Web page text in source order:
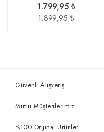
1.799,95 ₺
1.899,95 ₺
Güvenli Alışveriş
Mutlu Müşterilerimiz
%100 Orijinal Ürünler